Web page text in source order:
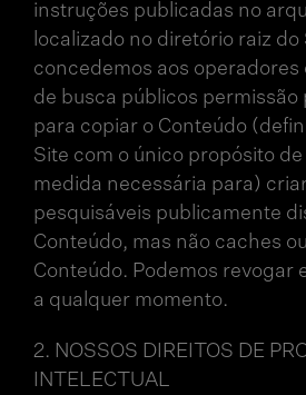
instruções publicadas no
localizado no diretório raiz do
concedemos aos operadores
de busca públicos permissão
para copiar o Conteúdo
Site com o único propósito
medida necessária para)
pesquisáveis publicamente
Conteúdo, mas não caches
Conteúdo. Podemos revogar
a qualquer momento.
2. NOSSOS DIREITOS DE
INTELECTUAL